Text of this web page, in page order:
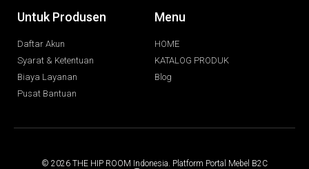
Untuk Produsen
Daftar Akun
Syarat & Ketentuan
Biaya Layanan
Pusat Bantuan
Menu
HOME
KATALOG PRODUK
Blog
© 2026 THE HIP ROOM Indonesia. Platform Portal Mebel B2C